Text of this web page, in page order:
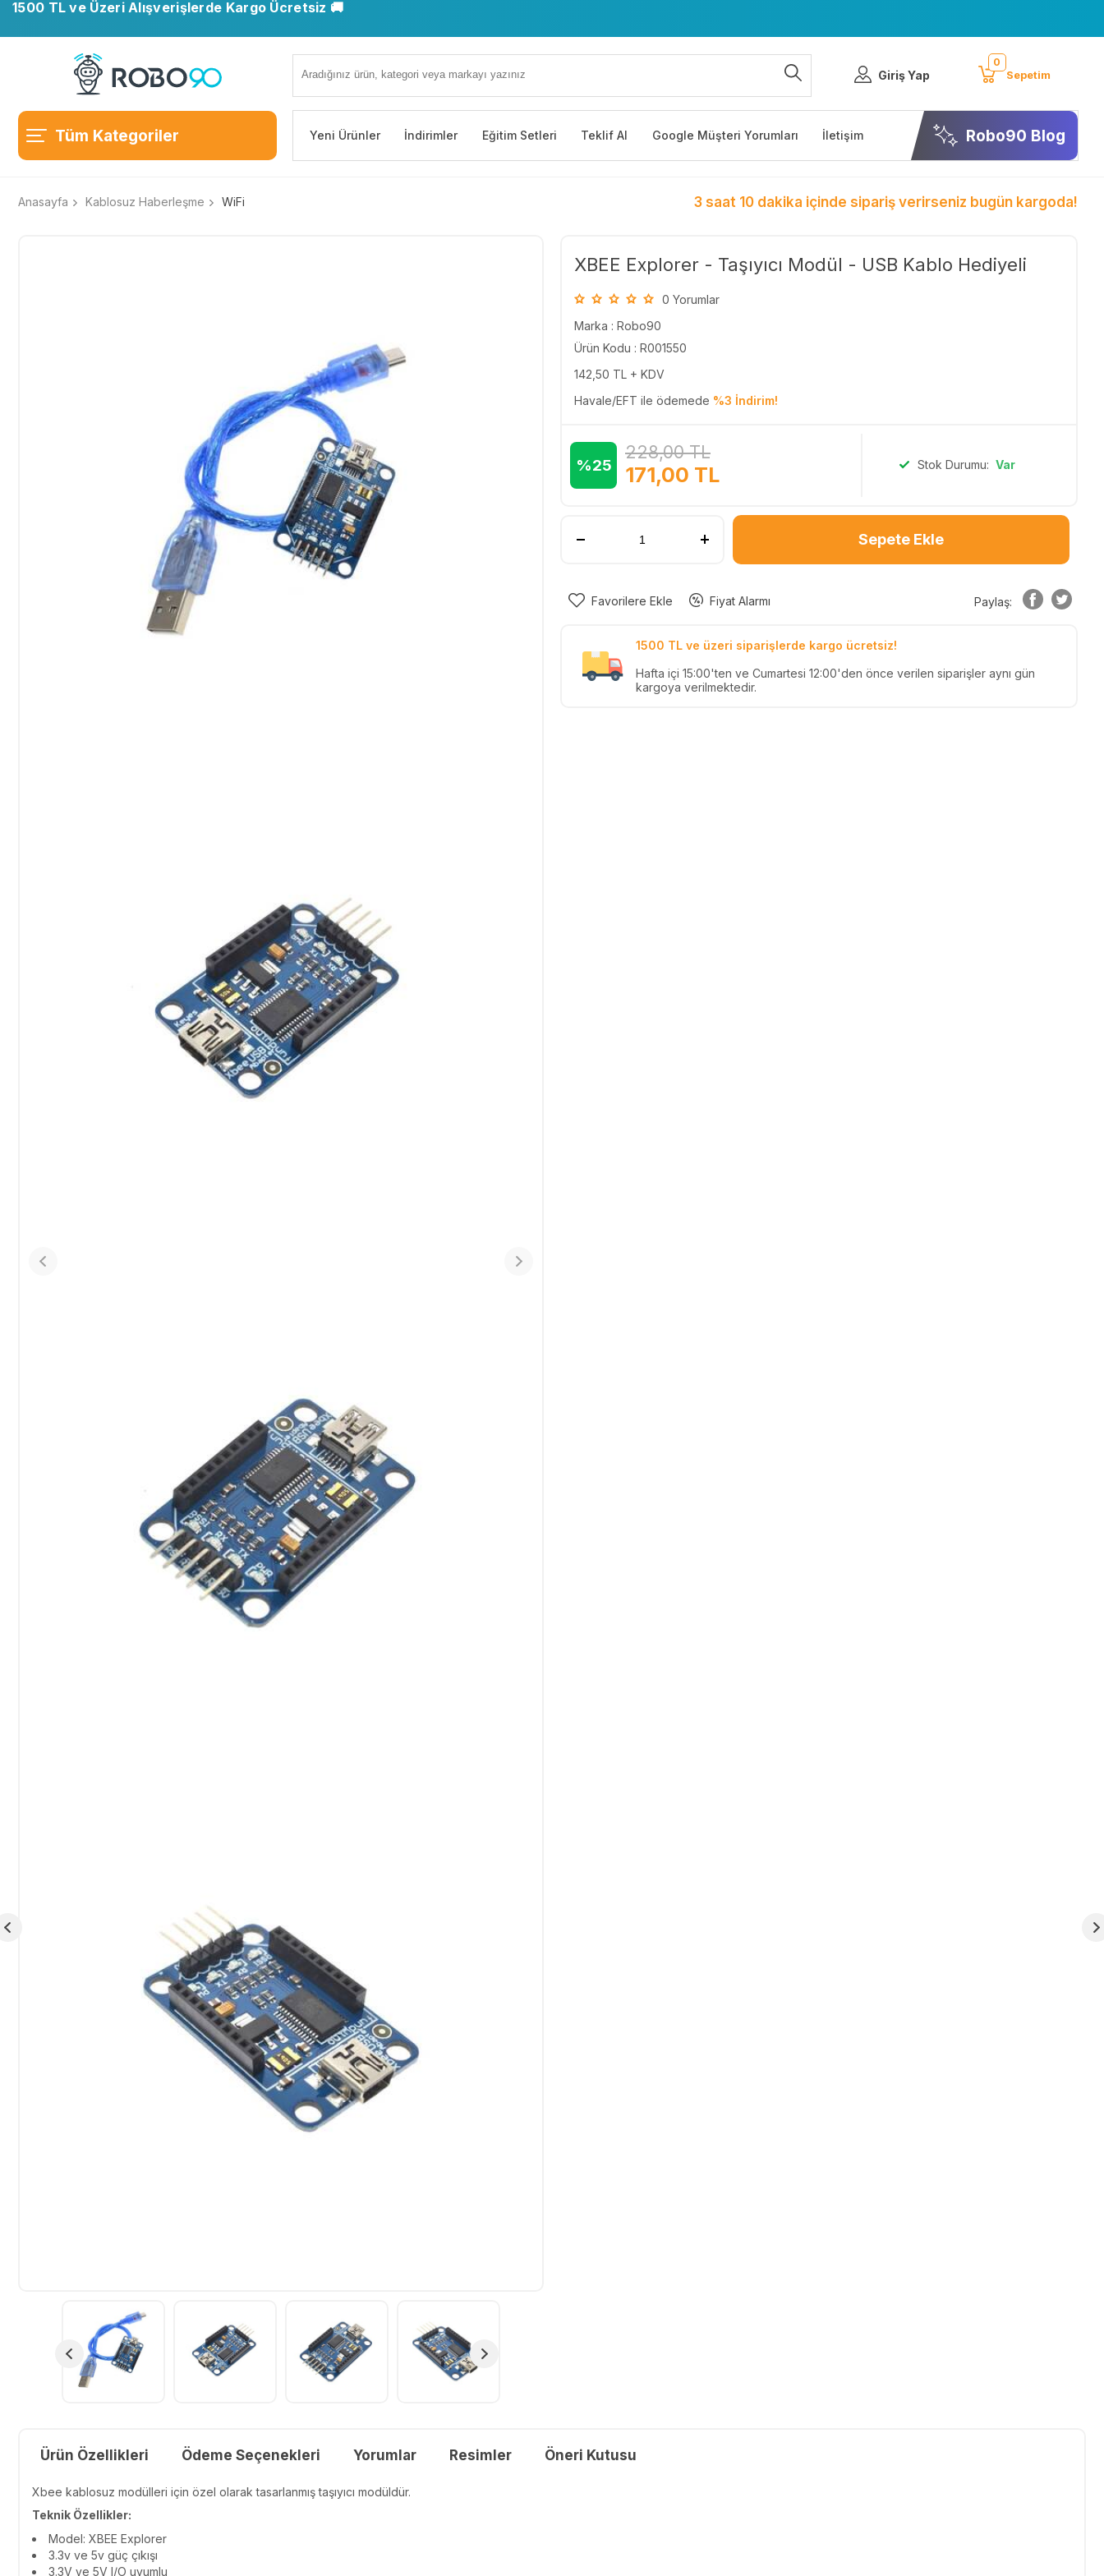
1500 TL ve Üzeri Alışverişlerde Kargo Ücretsiz 🚚
Giriş Yap
0
Sepetim
Tüm Kategoriler Yeni Ürünler İndirimler Eğitim Setleri Teklif Al Google Müşteri Yorumları İletişim Robo90 Blog
Anasayfa Kablosuz Haberleşme WiFi 3 saat 10 dakika içinde sipariş verirseniz bugün kargoda!
XBEE Explorer - Taşıyıcı Modül - USB Kablo Hediyeli
0 Yorumlar
Marka : Robo90
Ürün Kodu : R001550
142,50 TL + KDV
Havale/EFT ile ödemede %3 İndirim!
%25 171,00 TL
228,00TL
Stok Durumu:Var
Sepete Ekle
Favorilere Ekle Fiyat Alarmı Paylaş:
1500 TL ve üzeri siparişlerde kargo ücretsiz!
Hafta içi 15:00'ten ve Cumartesi 12:00'den önce verilen siparişler aynı gün
kargoya verilmektedir.
Ürün Özellikleri Ödeme Seçenekleri Yorumlar Resimler Öneri Kutusu
Xbee kablosuz modülleri için özel olarak tasarlanmış taşıyıcı modüldür.
Teknik Özellikler:
Model: XBEE Explorer
3.3v ve 5v güç çıkışı
3.3V ve 5V I/O uyumlu